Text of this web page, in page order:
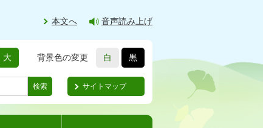
本文へ 音声読み上げ
大 背景色の変更 白 黒
検索 サイトマップ